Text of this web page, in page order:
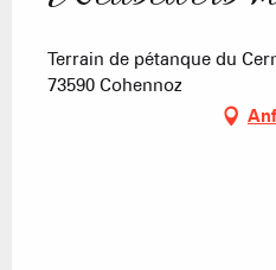
Terrain de pétanque du
73590 Cohennoz